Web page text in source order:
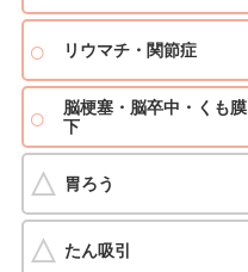
リウマチ・関節症
脳梗塞・脳卒中・くも膜
下
胃ろう
たん吸引